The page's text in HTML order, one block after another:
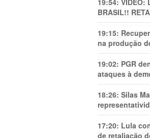
19:54: VÍDEO:
BRASIL!!
19:15:
na produção
19:02: PGR
ataques à
18:26: Silas
17:20: Lula
de retaliação